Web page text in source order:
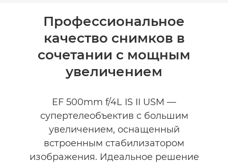
Общая информация
Технические характеристики
Профессиональное
качество снимков в
сочетании с мощным
увеличением
EF 500mm f/4L IS II USM —
супертелеобъектив с большим
увеличением, оснащенный
встроенным стабилизатором
изображения. Идеальное решение